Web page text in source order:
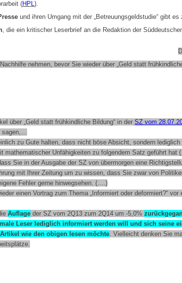
(HPL ).
und ihren Umgang mit der „Betreuungsgeldstudie“ gibt
, die ein kritischer Leserbrief an die Redaktion der
nehmen, bevor Sie wieder über „Geld statt
über „Geld statt frühkindliche Bildung“ in der SZ vom
zu Gute halten, dass nicht böse Absicht, sondern lediglich
mathematischer Unfähigkeiten zu folgendem Satz geführt hat
Sie in der Ausgabe der SZ von übermorgen eine
mit Ihrer Zeitung um zu wissen, dass Sie zwar von
Fehler gerne hinwegsehen. (….)
einen Vortrag zum Thema „Informiert oder deformiert?“ vor
Auflage der SZ vom 2Q13 zum 2Q14 um -5,0%
Leser lediglich informiert werden will und sich seine
wie den obigen lesen möchte . Vielleicht denken Sie